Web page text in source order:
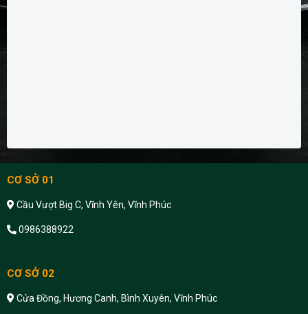
CƠ SỞ 01
Cầu Vượt Big C, Vĩnh Yên, Vĩnh Phúc
0986388922
CƠ SỞ 02
Cửa Đồng, Hương Canh, Bình Xuyên, Vĩnh Phúc